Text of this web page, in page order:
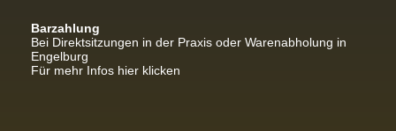
Barzahlung
Bei Direktsitzungen in der Praxis oder Warenabholung in
Engelburg
Für mehr Infos hier klicken